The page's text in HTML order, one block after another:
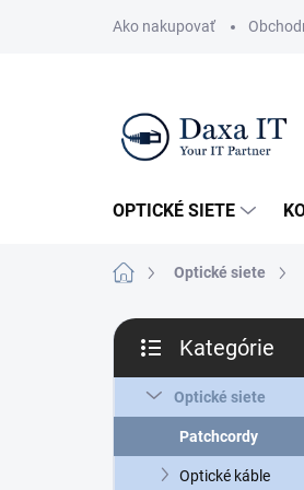
Ako nakupovať
OPTICKÉ SIETE
DomovOptické siete
B
č
ý
p
kategórie
Kategórie
Optické siete
Patchcordy
Optické káble